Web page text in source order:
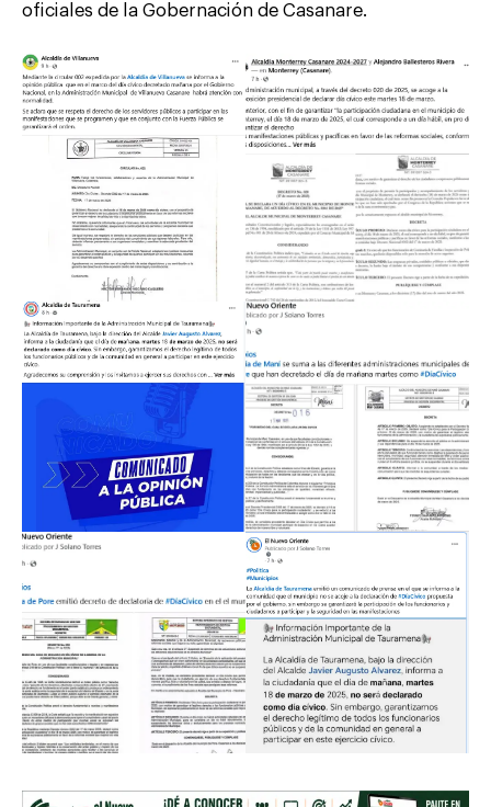
oficiales de la Gobernación de Casanare.